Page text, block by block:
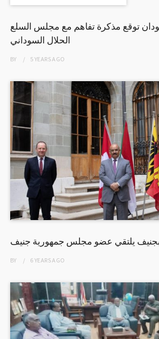
توقع مذكرة تفاهم مع مجلس السلع
الحلال السوداني
BY 5 YEARSAGO
يلتقي عضو مجلس جمهورية جنيف
BY 6 YEARSAGO